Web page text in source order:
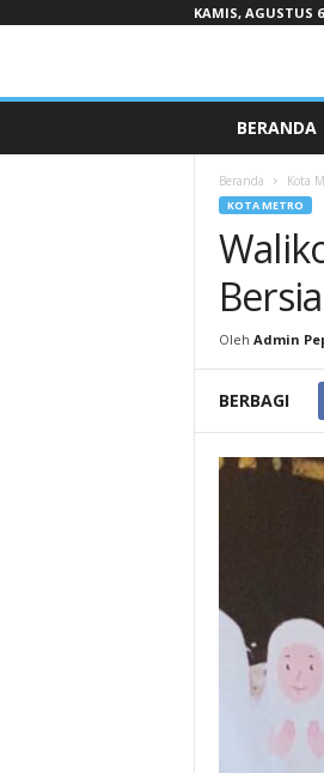
KAMIS, AGUSTUS
BERANDA
Beranda Kota
KOTA METRO
Oleh Admin
BERBAGI